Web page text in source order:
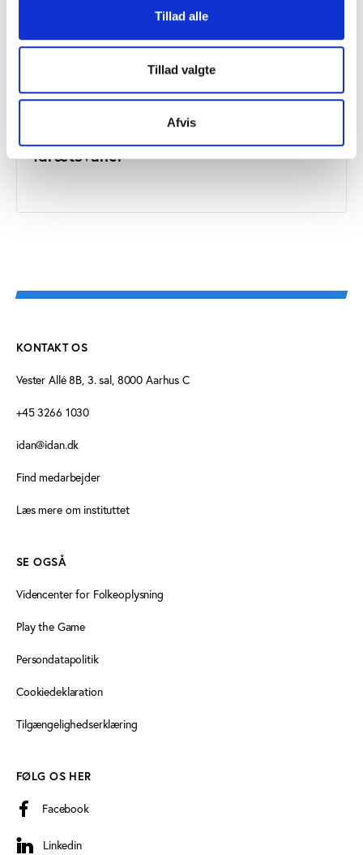
Tillad alle
Tillad valgte
Afvis
Idrætsvaner
KONTAKT OS
Vester Allé 8B, 3. sal, 8000 Aarhus C
+45 3266 1030
idan@idan.dk
Find medarbejder
Læs mere om instituttet
SE OGSÅ
Videncenter for Folkeoplysning
Play the Game
Persondatapolitik
Cookiedeklaration
Tilgængelighedserklæring
FØLG OS HER
Facebook
Linkedin